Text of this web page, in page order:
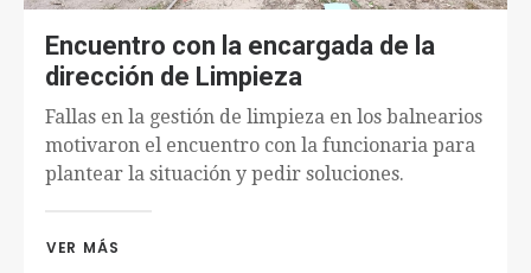
Encuentro con la encargada de la
dirección de Limpieza
Fallas en la gestión de limpieza en los balnearios
motivaron el encuentro con la funcionaria para
plantear la situación y pedir soluciones.
VER MÁS